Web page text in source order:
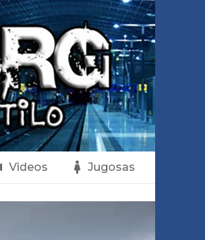
Videos Jugosas